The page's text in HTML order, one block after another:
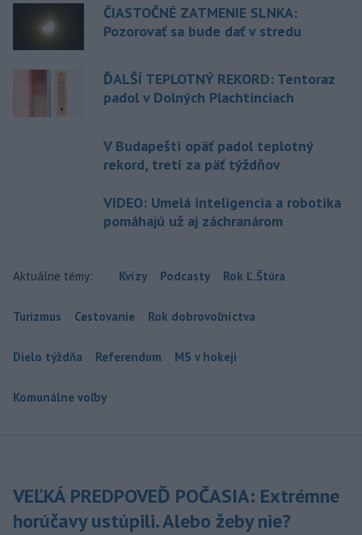
ČIASTOČNÉ ZATMENIE SLNKA:
Pozorovať sa bude dať v stredu
ĎALŠÍ TEPLOTNÝ REKORD: Tentoraz
padol v Dolných Plachtinciach
V Budapešti opäť padol teplotný
rekord, tretí za päť týždňov
VIDEO: Umelá inteligencia a robotika
pomáhajú už aj záchranárom
Aktuálne témy: Kvízy Podcasty Rok Ľ.Štúra
Turizmus Cestovanie Rok dobrovoľníctva
Dielo týždňa Referendum MS v hokeji
Komunálne voľby
VEĽKÁ PREDPOVEĎ POČASIA: Extrémne
horúčavy ustúpili. Alebo žeby nie?